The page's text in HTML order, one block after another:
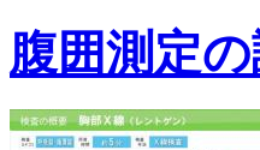
腹囲測定